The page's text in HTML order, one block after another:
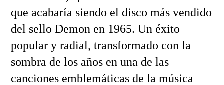
que acabaría siendo el disco más vendido
del sello Demon en 1965. Un éxito
popular y radial, transformado con la
sombra de los años en una de las
canciones emblemáticas de la música